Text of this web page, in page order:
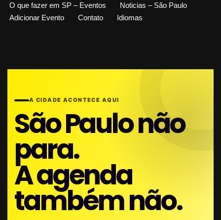
O que fazer em SP – Eventos
Noticias – São Paulo
Adicionar Evento
Contato Idiomas
A CIDADE ACONTECE AQUI
São Paulo não
para.
A agenda
também não.